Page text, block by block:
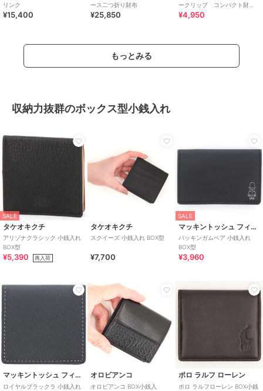
リンク
¥15,400
ース二つ折り財布
¥25,850
ークリップ コンパクト財
布 Ｆｉｃｏ
¥4,950
もっとみる
収納力抜群のボックス型小銭入れ
SALE
タケオキクチ
アリゾナクラシック 小銭入れ
BOX型
¥5,390 再入荷
タケオキクチ
スクイーズ 小銭入れ BOX型
¥7,700
SALE
マッキントッシュ フィロソフィー
バッキンガムベア 小銭入れ
BOX型
¥3,960
マッキントッシュ フィロソフィー
ロイヤルブラックラ 小銭入れ
オロビアンコ
オロビアンコ BOX小銭入
ポロ ラルフ ローレン
ポロ ラルフローレン BOX小銭